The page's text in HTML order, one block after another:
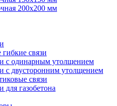
200x200 мм
гибкие связи
с одинарным утолщением
с двусторонним утолщением
связи
для газобетона